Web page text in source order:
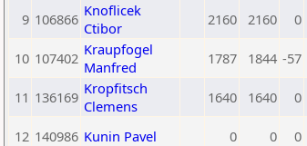
9 106866 Knoflicek
Ctibor
2160 2160 0
10 107402 Kraupfogel
Manfred
1787 1844 -57
11 136169 Kropfitsch
Clemens
1640 1640 0
12 140986 Kunin Pavel 0 0 0